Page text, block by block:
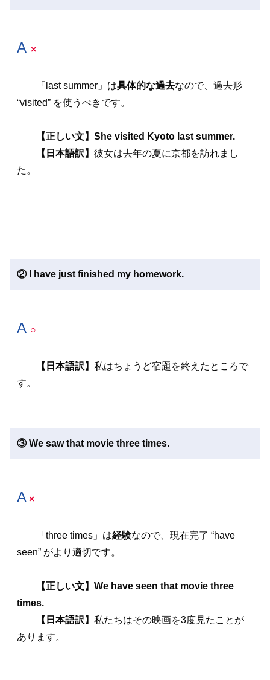
A ×
「last summer」は具体的な過去なので、過去形
“visited” を使うべきです。
【正しい文】She visited Kyoto last summer.
【日本語訳】 彼女は去年の夏に京都を訪れまし
た。
② I have just finished my homework.
A ○
【日本語訳】 私はちょうど宿題を終えたところで
す。
③ We saw that movie three times.
A ×
「three times」は経験なので、現在完了 “have
seen” がより適切です。
【正しい文】We have seen that movie three
times.
【日本語訳】 私たちはその映画を3度見たことが
あります。